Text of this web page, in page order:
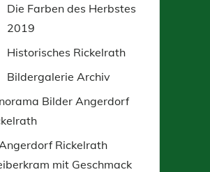
Die Farben des Herbstes
2019
Historisches Rickelrath
Bildergalerie Archiv
Bilder Angerdorf
Rickelrath
mit Geschmack